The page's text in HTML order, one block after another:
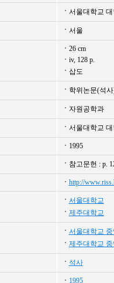
서울대학교 대
서울
26 cm
iv, 128 p.
삽도
학위논문(석
자원공학과
서울대학교 대
1995
참고문헌 : p.
http://
서울대학교
제주대학교
서울대학교
제주대학교
석사
1995